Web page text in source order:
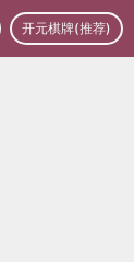
开元棋牌(推荐)